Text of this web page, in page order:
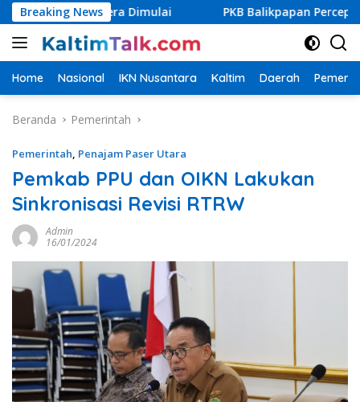
Langsung
ke
konten
Breaking News
Segera Dimulai PKB Balikpapan Percepat
Home Nasional IKN Nusantara Kaltim Daerah
Beranda Pemerintah
Pemerintah, Penajam Paser Utara
Pemkab PPU dan OIKN Lakukan
Sinkronisasi Revisi RTRW
Admin
16/01/2024